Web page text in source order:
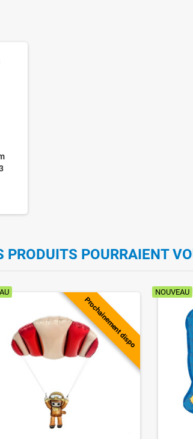
PRODUITS POURRAIENT
Prochainement dispo
NOUVEAU